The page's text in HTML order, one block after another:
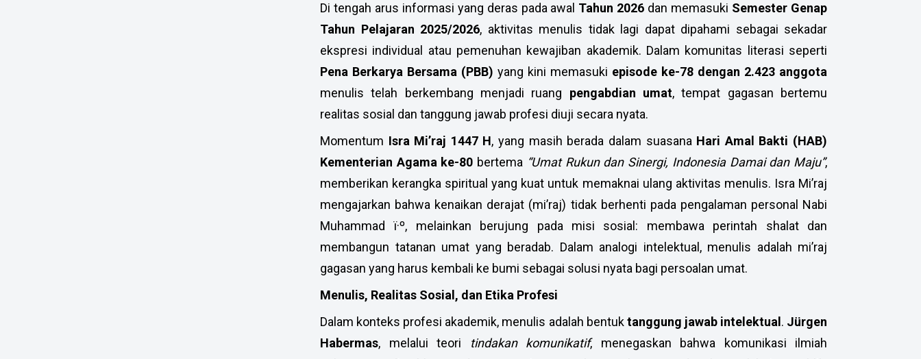
Di tengah arus informasi yang deras pada awal Tahun 2026 dan memasuki Semester Genap
Tahun Pelajaran 2025/2026, aktivitas menulis tidak lagi dapat dipahami sebagai sekadar
ekspresi individual atau pemenuhan kewajiban akademik. Dalam komunitas literasi seperti
Pena Berkarya Bersama (PBB) yang kini memasuki episode ke-78 dengan 2.423 anggota
menulis telah berkembang menjadi ruang pengabdian umat, tempat gagasan bertemu
realitas sosial dan tanggung jawab profesi diuji secara nyata.
Momentum Isra Mi’raj 1447 H, yang masih berada dalam suasana Hari Amal Bakti (HAB)
Kementerian Agama ke-80 bertema “Umat Rukun dan Sinergi, Indonesia Damai dan Maju”,
memberikan kerangka spiritual yang kuat untuk memaknai ulang aktivitas menulis. Isra Mi’raj
mengajarkan bahwa kenaikan derajat (mi’raj) tidak berhenti pada pengalaman personal Nabi
Muhammadï·º, melainkan berujung pada misi sosial: membawa perintah shalat dan
membangun tatanan umat yang beradab. Dalam analogi intelektual, menulis adalah mi’raj
gagasan yang harus kembali ke bumi sebagai solusi nyata bagi persoalan umat.
Menulis, Realitas Sosial, dan Etika Profesi
Dalam konteks profesi akademik, menulis adalah bentuktanggung jawab intelektual . Jürgen
Habermas, melalui teori tindakan komunikatif, menegaskan bahwa komunikasi ilmiah